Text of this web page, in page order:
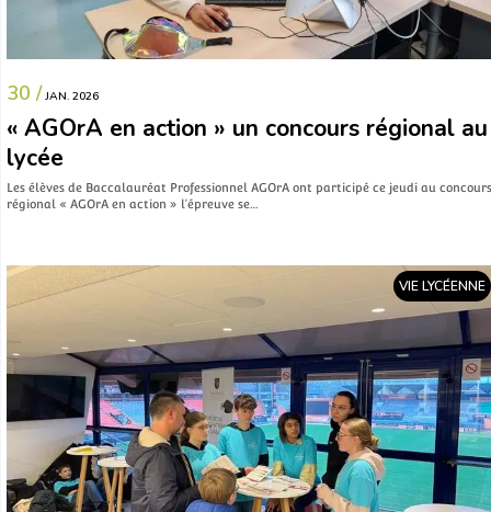
30 / JAN. 2026
« AGOrA en action » un concours régional au
lycée
Les élèves de Baccalauréat Professionnel AGOrA ont participé ce jeudi au concours
régional « AGOrA en action » l’épreuve se…
VIE LYCÉENNE